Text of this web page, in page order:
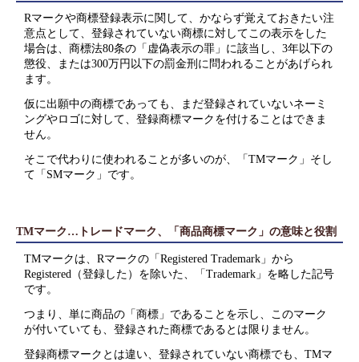
Rマークや商標登録表示に関して、かならず覚えておきたい注
意点として、登録されていない商標に対してこの表示をした
場合は、商標法80条の「虚偽表示の罪」に該当し、3年以下の
懲役、または300万円以下の罰金刑に問われることがあげられ
ます。
仮に出願中の商標であっても、まだ登録されていないネーミ
ングやロゴに対して、登録商標マークを付けることはできま
せん。
そこで代わりに使われることが多いのが、「TMマーク」そし
て「SMマーク」です。
TMマーク…トレードマーク、「商品商標マーク」の意味と役割
TMマークは、Rマークの「Registered Trademark」から
Registered（登録した）を除いた、「Trademark」を略した記号
です。
つまり、単に商品の「商標」であることを示し、このマーク
が付いていても、登録された商標であるとは限りません。
登録商標マークとは違い、登録されていない商標でも、TMマ